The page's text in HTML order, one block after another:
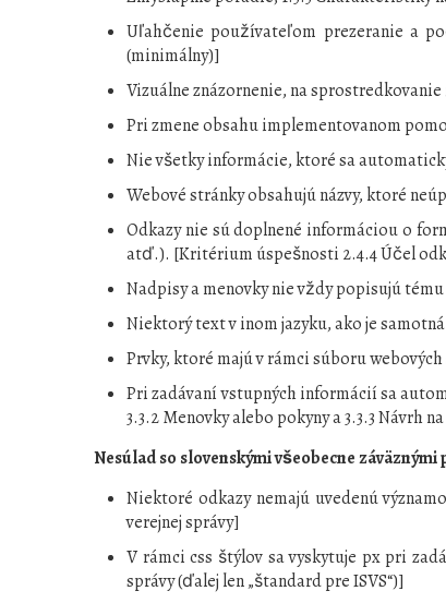
Uľahčenie používateľom prezeranie a
(minimálny)]
Vizuálne znázornenie, na
Pri zmene obsahu implementovanom
Nie všetky informácie, ktoré sa
Webové stránky obsahujú názvy, ktoré
Odkazy nie sú doplnené informáciou o
atď.). [Kritérium úspešnosti 2.4.4 Účel
Nadpisy a menovky nie vždy popisujú
Niektorý text v inom jazyku, ako je
Prvky, ktoré majú v rámci súboru
Pri zadávaní vstupných informácií sa
3.3.2 Menovky alebo pokyny a 3.3.3 Návrh
Nesúlad so slovenskými všeobecne
Niektoré odkazy nemajú uvedenú
verejnej správy]
V rámci css štýlov sa vyskytuje px pri
správy (ďalej len „štandard pre ISVS“)]